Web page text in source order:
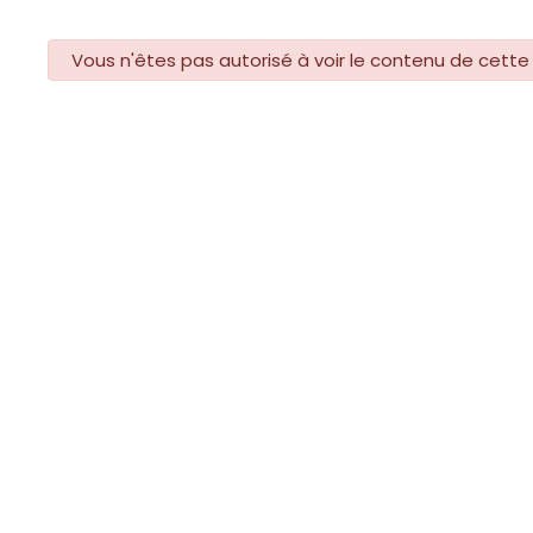
danger
Vous n'êtes pas autorisé à voir le contenu de